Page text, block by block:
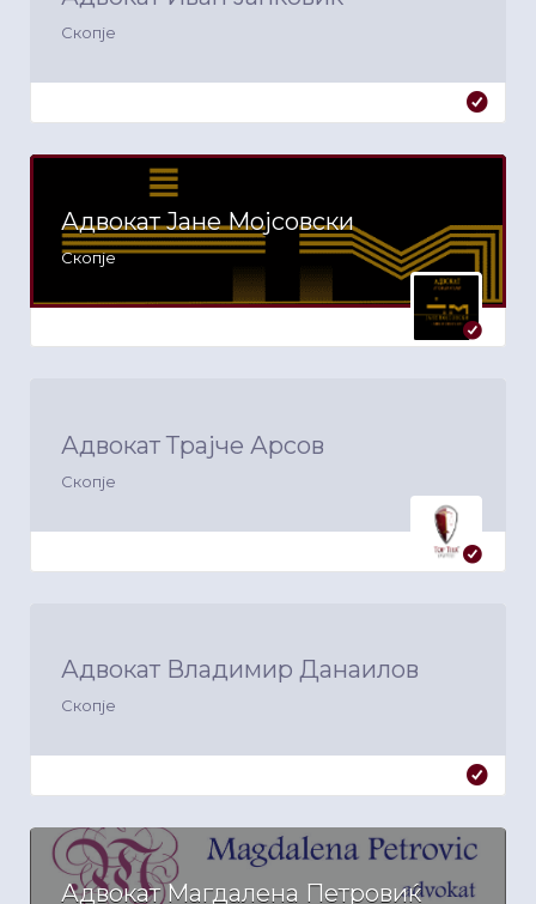
Скопје
Адвокат Јане Мојсовски
Скопје
Адвокат Трајче Арсов
Скопје
Адвокат Владимир Данаилов
Скопје
Адвокат Магдалена Петровиќ